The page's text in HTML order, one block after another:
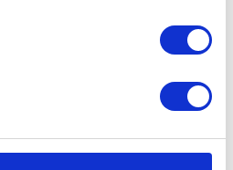
migracją SAP BW na